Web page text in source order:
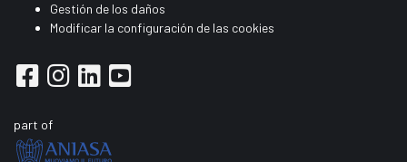
Gestión de los daños
Modificar la configuración de las cookies
part of